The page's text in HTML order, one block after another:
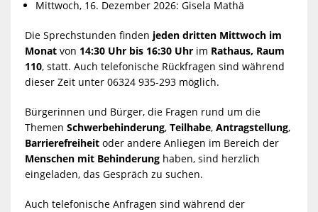
Mittwoch, 16. Dezember 2026: Gisela Mathä
Die Sprechstunden finden jeden dritten Mittwoch im
Monatvon 14:30 Uhr bis 16:30 Uhrim Rathaus, Raum
110, statt. Auch telefonische Rückfragen sind während
dieser Zeit unter 06324 935-293 möglich.
Bürgerinnen und Bürger, die Fragen rund um die
Themen Schwerbehinderung, Teilhabe, Antragstellung,
Barrierefreiheitoder andere Anliegen im Bereich der
Menschen mit Behinderunghaben, sind herzlich
eingeladen, das Gespräch zu suchen.
Auch telefonische Anfragen sind während der